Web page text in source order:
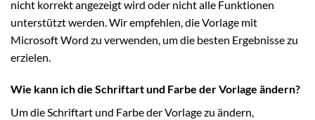
nicht korrekt angezeigt wird oder nicht alle Funktionen
unterstützt werden. Wir empfehlen, die Vorlage mit
Microsoft Word zu verwenden, um die besten Ergebnisse zu
erzielen.
Wie kann ich die Schriftart und Farbe der Vorlage ändern?
Um die Schriftart und Farbe der Vorlage zu ändern,